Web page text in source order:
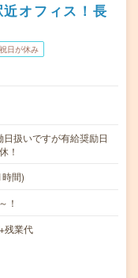
オフィス！長
日が休み
扱いですが有給奨励日
！
間)
！
残業代